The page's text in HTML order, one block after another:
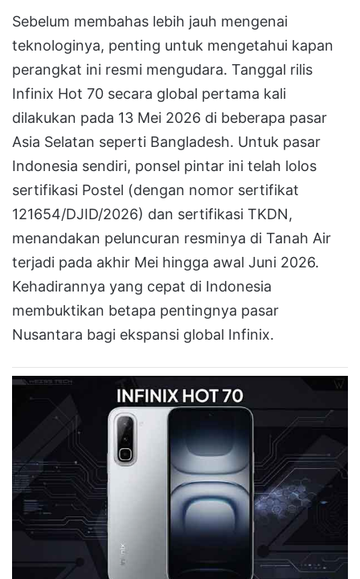
Sebelum membahas lebih jauh mengenai
teknologinya, penting untuk mengetahui kapan
perangkat ini resmi mengudara. Tanggal rilis
Infinix Hot 70 secara global pertama kali
dilakukan pada 13 Mei 2026 di beberapa pasar
Asia Selatan seperti Bangladesh. Untuk pasar
Indonesia sendiri, ponsel pintar ini telah lolos
sertifikasi Postel (dengan nomor sertifikat
121654/DJID/2026) dan sertifikasi TKDN,
menandakan peluncuran resminya di Tanah Air
terjadi pada akhir Mei hingga awal Juni 2026.
Kehadirannya yang cepat di Indonesia
membuktikan betapa pentingnya pasar
Nusantara bagi ekspansi global Infinix.